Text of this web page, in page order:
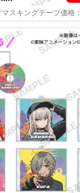
マスキングテープ価格